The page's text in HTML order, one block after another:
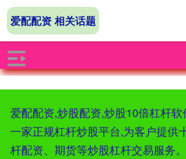
爱配配资,炒股配资,炒股10倍杠杆
一家正规杠杆炒股平台,为客户提供
杆配资、期货等炒股杠杆交易服务。
爱配配资 相关话题